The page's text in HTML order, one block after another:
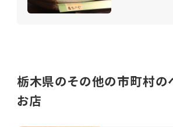
栃木県のその他の市町村の
お店